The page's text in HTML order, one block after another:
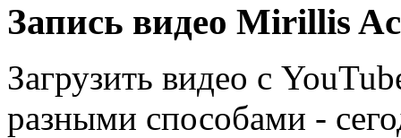
Запись видео Mirillis
Загрузить видео с
разными способами -